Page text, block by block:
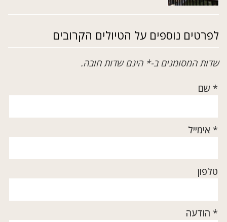
לפרטים נוספים על הטיולים הקרובים
שדות המסומנים ב-* הינם שדות חובה.
* שם
* אימייל
טלפון
* הודעה